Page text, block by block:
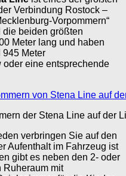
Verbindung Rostock –
Vorpommern“
die beiden größten
Meter lang und haben
945 Meter
eine entsprechende
der Stena Line auf der
verbringen Sie auf den
Aufenthalt im Fahrzeug ist
gibt es neben den 2- oder
Ruheraum mit